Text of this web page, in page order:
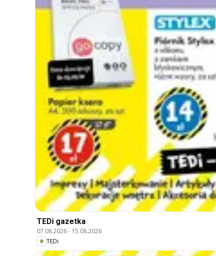
TEDi gazetka
07.08.2026- 15.08.2026
TEDi